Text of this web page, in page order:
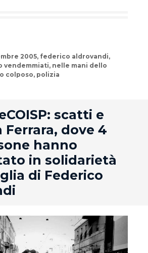
2005, federico aldrovandi,
vendemmiati, nelle mani dello
colposo, polizia
scatti e
dove 4
hanno
in solidarietà
di Federico